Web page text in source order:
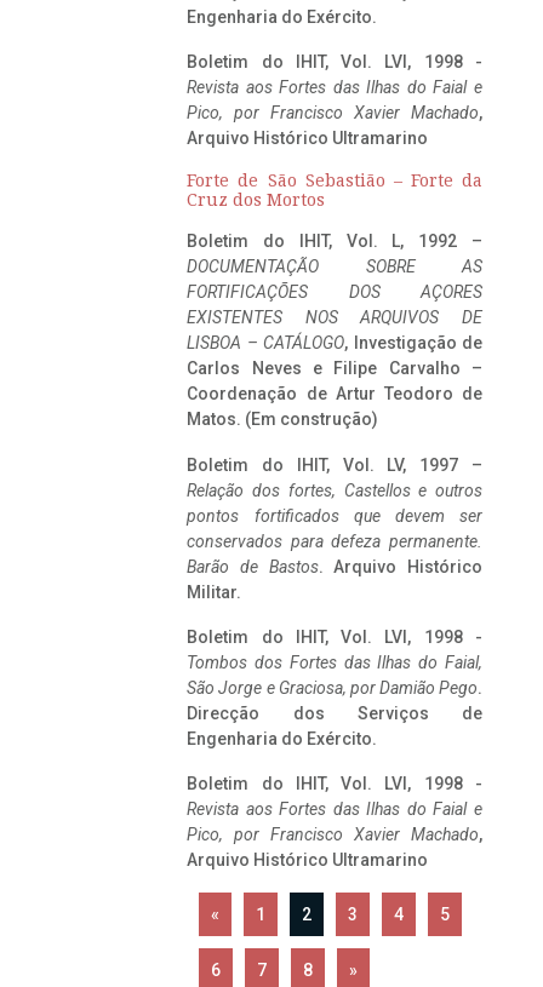
Engenharia do Exército.
Boletim do IHIT, Vol. LVI, 1998 -
Revista aos Fortes das Ilhas do Faial e
Pico, por Francisco Xavier Machado,
Arquivo Histórico Ultramarino
Forte de São Sebastião – Forte da
Cruz dos Mortos
Boletim do IHIT, Vol. L, 1992 –
DOCUMENTAÇÃO SOBRE AS
FORTIFICAÇÕES DOS AÇORES
EXISTENTES NOS ARQUIVOS DE
LISBOA – CATÁLOGO, Investigação de
Carlos Neves e Filipe Carvalho –
Coordenação de Artur Teodoro de
Matos. (Em construção)
Boletim do IHIT, Vol. LV, 1997 –
Relação dos fortes, Castellos e outros
pontos fortificados que devem ser
conservados para defeza permanente.
Barão de Bastos. Arquivo Histórico
Militar.
Boletim do IHIT, Vol. LVI, 1998 -
Tombos dos Fortes das Ilhas do Faial,
São Jorge e Graciosa, por Damião Pego.
Direcção dos Serviços de
Engenharia do Exército.
Boletim do IHIT, Vol. LVI, 1998 -
Revista aos Fortes das Ilhas do Faial e
Pico, por Francisco Xavier Machado,
Arquivo Histórico Ultramarino
« 1 2 3 4 5
6 7 8 »